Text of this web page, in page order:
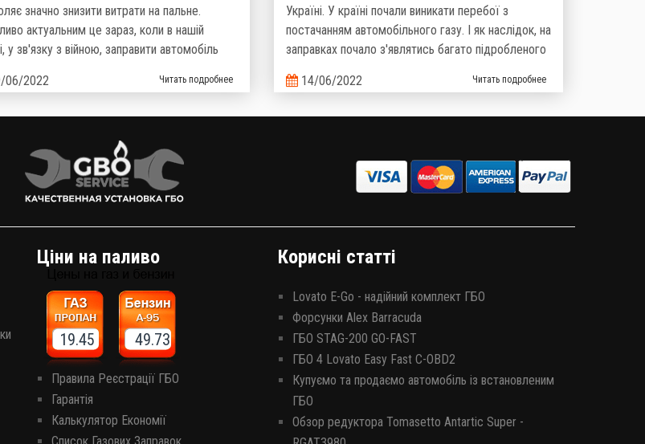
значно знизити витрати на пальне.
актуальним це зараз, коли в нашій
у зв'язку з війною, заправити автомобіль
06/2022 Читать подробнее
Україні. У країні почали виникати перебої з
постачанням автомобільного газу. І як наслідок, на
заправках почало з'являтись багато підробленого
Багато хто знає, що «бодяжного» бензину на
14/06/2022 Читать подробнее
Ціни на паливо
19.45 49.73
Правила Реєстрації ГБО
Гарантія
Калькулятор Економії
Список Газових Заправок
Корисні статті
Lovato E-Go - надійний комплект ГБО
Форсунки Alex Barracuda
ГБО STAG-200 GO-FAST
ГБО 4 Lovato Easy Fast C-OBD2
Купуємо та продаємо автомобіль із встановленим
ГБО
Обзор редуктора Tomasetto Antartic Super -